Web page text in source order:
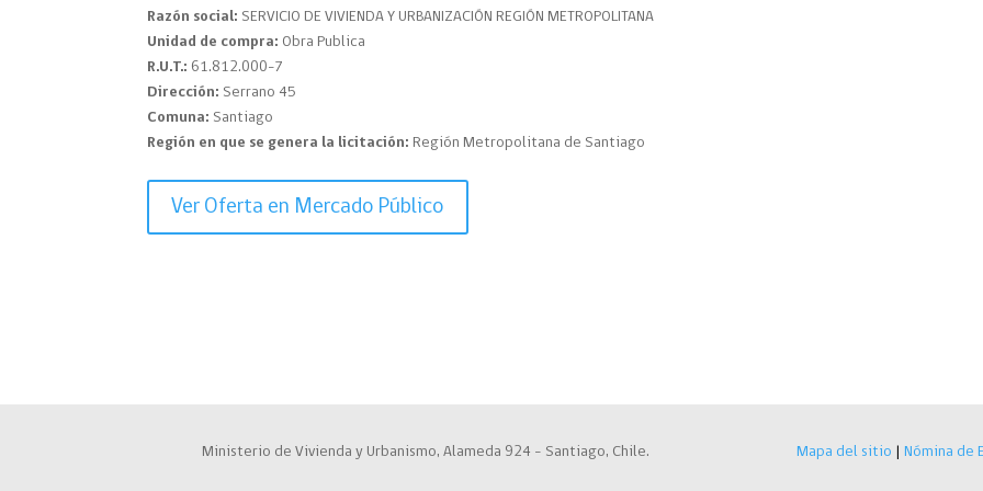
Razón social: SERVICIO DE VIVIENDA Y URBANIZACIÓN REGIÓN METROPOLITANA
Unidad de compra: Obra Publica
R.U.T.: 61.812.000-7
Dirección: Serrano 45
Comuna: Santiago
Región en que se genera la licitación: Región Metropolitana de Santiago
Ver Oferta en Mercado Público
Ministerio de Vivienda y Urbanismo, Alameda 924 – Santiago, Chile. Mapa del sitio Nómina de